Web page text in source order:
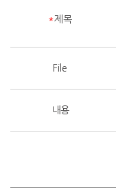
*제목
File
내용